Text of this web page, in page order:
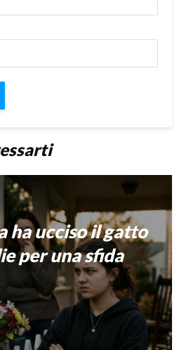
ha ucciso il gatto
per una sfida